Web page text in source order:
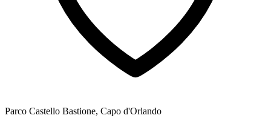
Parco Castello Bastione, Capo d'Orlando